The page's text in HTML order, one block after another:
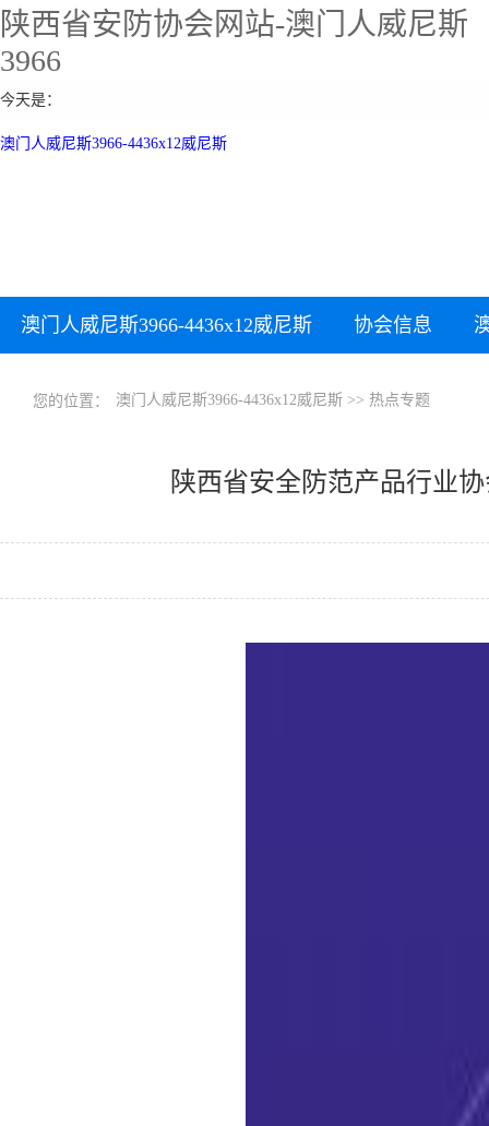
陕西省安防协会网站-澳门人威尼斯
3966
今天是：
澳门人威尼斯3966-4436x12威尼斯
澳门人威尼斯3966-4436x12威尼斯 协会信息
您的位置： 澳门人威尼斯3966-4436x12威尼斯 >> 热点专题
陕西省安全防范产品行业